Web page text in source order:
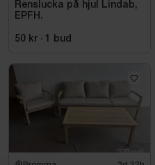
Renslucka på hjul Lindab,
EPFH.
50 kr · 1 bud